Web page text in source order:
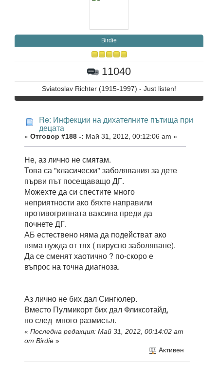
Birdie
11040
Sviatoslav Richter (1915-1997) - Just listen!
Re: Инфекции на дихателните пътища при
децата
« Отговор #188 -: Май 31, 2012, 00:12:06 am »
Не, аз лично не смятам.
Това са "класически" заболявания за дете
първи път посещаващо ДГ.
Можехте да си спестите много
неприятности ако бяхте направили
противогрипната ваксина преди да
почнете ДГ.
АБ естествено няма да подействат ако
няма нужда от тях ( вирусно заболяване).
Да се сменят хаотично ? по-скоро е
въпрос на точна диагноза.
Аз лично не бих дал Сингюлер.
Вместо Пулмикорт бих дал Фликсотайд,
но след много размисъл.
« Последна редакция: Май 31, 2012, 00:14:02 am
от Birdie »
Активен